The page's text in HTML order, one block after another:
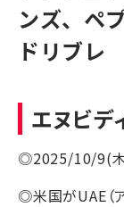
ンズ、ペ
ドリブレ
エヌビデ
◎2025/10/9(木
◎米国がUAE（